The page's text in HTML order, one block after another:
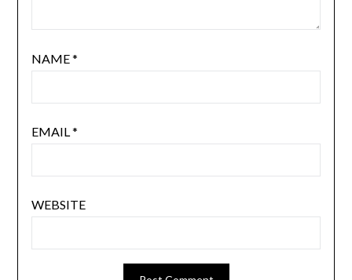
NAME*
EMAIL*
WEBSITE